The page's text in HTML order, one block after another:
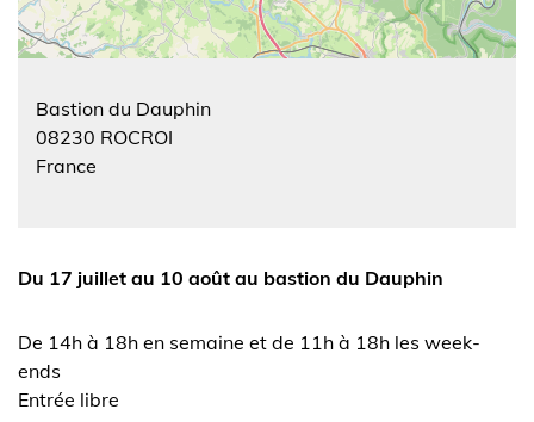
Bastion du Dauphin
08230 ROCROI
France
Du 17 juillet au 10 août au bastion du Dauphin
De 14h à 18h en semaine et de 11h à 18h les week-
ends
Entrée libre